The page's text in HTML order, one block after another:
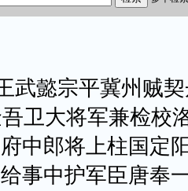
懿宗平冀州贼契
大将军兼检校
中郎将上柱国定
事中护军臣唐奉